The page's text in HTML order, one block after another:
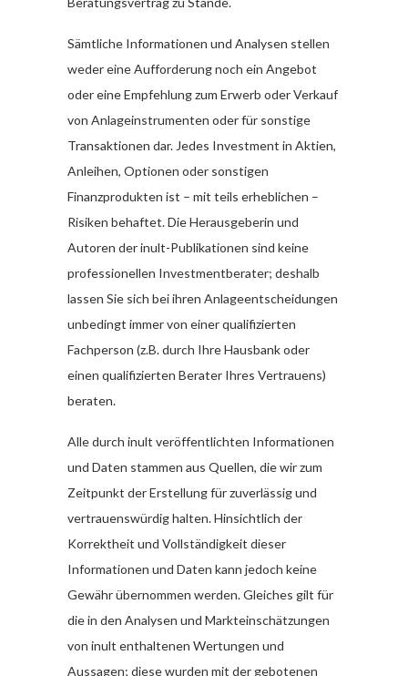
Sämtliche Informationen und Analysen stellen
weder eine Aufforderung noch ein Angebot
oder eine Empfehlung zum Erwerb oder Verkauf
von Anlageinstrumenten oder für sonstige
Transaktionen dar. Jedes Investment in Aktien,
Anleihen, Optionen oder sonstigen
Finanzprodukten ist – mit teils erheblichen –
Risiken behaftet. Die Herausgeberin und
Autoren der inult-Publikationen sind keine
professionellen Investmentberater; deshalb
lassen Sie sich bei ihren Anlageentscheidungen
unbedingt immer von einer qualifizierten
Fachperson (z.B. durch Ihre Hausbank oder
einen qualifizierten Berater Ihres Vertrauens)
beraten.
Alle durch inult veröffentlichten Informationen
und Daten stammen aus Quellen, die wir zum
Zeitpunkt der Erstellung für zuverlässig und
vertrauenswürdig halten. Hinsichtlich der
Korrektheit und Vollständigkeit dieser
Informationen und Daten kann jedoch keine
Gewähr übernommen werden. Gleiches gilt für
die in den Analysen und Markteinschätzungen
von inult enthaltenen Wertungen und
Aussagen; diese wurden mit der gebotenen